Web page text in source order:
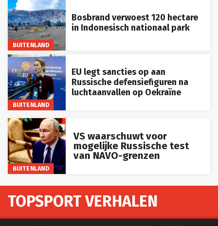
BUITENLAND
Bosbrand verwoest 120 hectare
in Indonesisch nationaal park
BUITENLAND
EU legt sancties op aan
Russische defensiefiguren na
luchtaanvallen op Oekraïne
BUITENLAND
VS waarschuwt voor
mogelijke Russische test
van NAVO-grenzen
TOPSPORT VERHALEN